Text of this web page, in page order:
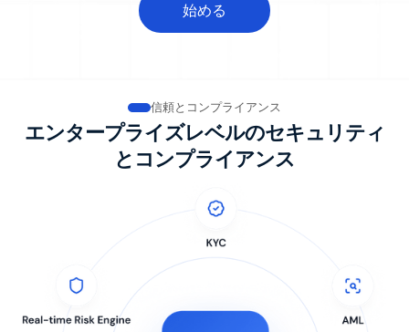
始める
信頼とコンプライアンス
エンタープライズレベルのセキュリティ
とコンプライアンス